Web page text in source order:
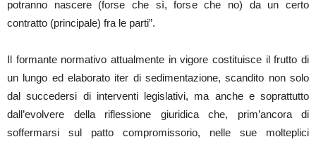
potranno nascere (forse che sì, forse che no) da un certo
contratto (principale) fra le parti”.
Il formante normativo attualmente in vigore costituisce il frutto di
un lungo ed elaborato iter di sedimentazione, scandito non solo
dal succedersi di interventi legislativi, ma anche e soprattutto
dall’evolvere della riflessione giuridica che, prim’ancora di
soffermarsi sul patto compromissorio, nelle sue molteplici